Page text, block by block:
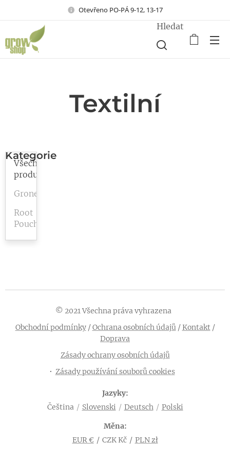
Otevřeno PO-PÁ 9-12, 13-17
Hledat
Textilní
Kategorie
Všechny
produkty
Gronest
Root
Pouch
© 2021 Všechna práva vyhrazena
Obchodní podmínky/Ochrana osobních údajů /Kontakt/
Doprava
Zásady ochrany osobních údajů
Zásady používání souborů cookies
Jazyky
Čeština
Slovenski Deutsch Polski
Měna
EUR €
CZK Kč PLN zł